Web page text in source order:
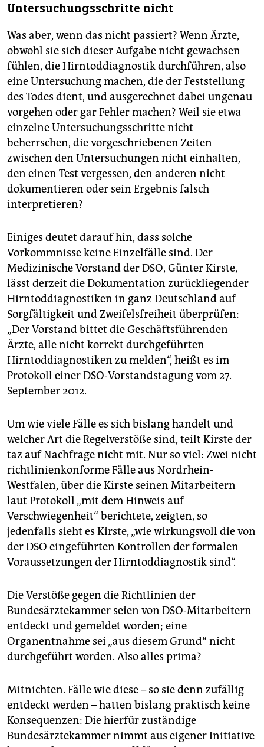
aber auch ohne ergänzende apparative Diagnostik
ist und primär keine Verletzung unterhalb des
Kleinhirnzeltes vorliegt. Auch die zwingende
Durchführung einer zerebralen Bildgebung (etwa
Computertomografie) wird an keiner Stelle gefordert.
Der Nachweis, dass der Hirntod unumkehrbar ist,
kann auf zwei Artennachgewiesen werden: Durch
Wiederholung der klinischen Untersuchung nach
einer alters- und befundabhängigen Wartezeit (bei
reifen Neugeborenen und Erwachsenen mit
sekundärer Hirnschädigung drei Tage) oder durch
eine simultane Anwendung apparativer
Zusatzuntersuchungen.
Untersuchungsschritte nicht
Was aber, wenn das nicht passiert? Wenn Ärzte,
obwohl sie sich dieser Aufgabe nicht gewachsen
fühlen, die Hirntoddiagnostik durchführen, also
eine Untersuchung machen, die der Feststellung
des Todes dient, und ausgerechnet dabei ungenau
vorgehen oder gar Fehler machen? Weil sie etwa
einzelne Untersuchungsschritte nicht
beherrschen, die vorgeschriebenen Zeiten
zwischen den Untersuchungen nicht einhalten,
den einen Test vergessen, den anderen nicht
dokumentieren oder sein Ergebnis falsch
interpretieren?
Einiges deutet darauf hin, dass solche
Vorkommnisse keine Einzelfälle sind. Der
Medizinische Vorstand der DSO, Günter Kirste,
lässt derzeit die Dokumentation zurückliegender
Hirntoddiagnostiken in ganz Deutschland auf
Sorgfältigkeit und Zweifelsfreiheit überprüfen:
„Der Vorstand bittet die Geschäftsführenden
Ärzte, alle nicht korrekt durchgeführten
Hirntoddiagnostiken zu melden“, heißt es im
Protokoll einer DSO-Vorstandstagung vom 27.
September 2012.
Um wie viele Fälle es sich bislang handelt und
welcher Art die Regelverstöße sind, teilt Kirste der
taz auf Nachfrage nicht mit. Nur so viel: Zwei nicht
richtlinienkonforme Fälle aus Nordrhein-
Westfalen, über die Kirste seinen Mitarbeitern
laut Protokoll „mit dem Hinweis auf
Verschwiegenheit“ berichtete, zeigten, so
jedenfalls sieht es Kirste, „wie wirkungsvoll die von
der DSO eingeführten Kontrollen der formalen
Voraussetzungen der Hirntoddiagnostik sind“.
Die Verstöße gegen die Richtlinien der
Bundesärztekammer seien von DSO-Mitarbeitern
entdeckt und gemeldet worden; eine
Organentnahme sei „aus diesem Grund“ nicht
durchgeführt worden. Also alles prima?
Mitnichten. Fälle wie diese – so sie denn zufällig
entdeckt werden – hatten bislang praktisch keine
Konsequenzen: Die hierfür zuständige
Bundesärztekammer nimmt aus eigener Initiative